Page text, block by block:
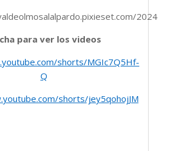
para ver los videos
shorts/MGIc7Q5Hf-
Q
shorts/jey5qohojJM